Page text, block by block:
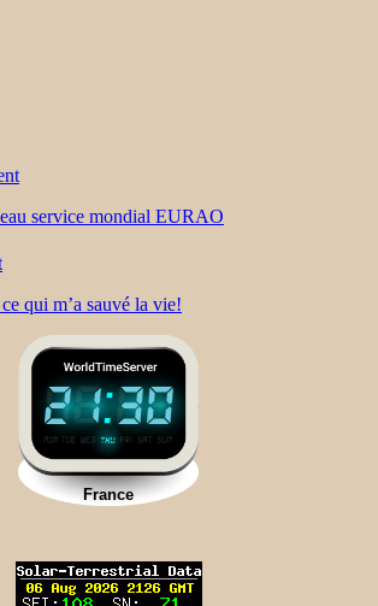
service mondial EURAO
qui m’a sauvé la vie!